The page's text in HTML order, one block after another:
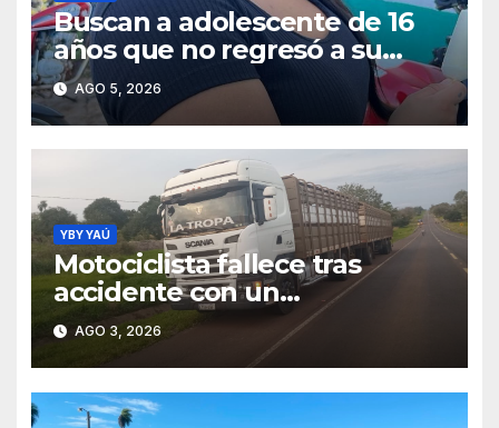
Buscan a adolescente de 16
años que no regresó a su
hogar en Yby Yaú
AGO 5, 2026
YBY YAÚ
Motociclista fallece tras
accidente con un
tractocamión sobre la Ruta
PY05 en Sapucái
AGO 3, 2026